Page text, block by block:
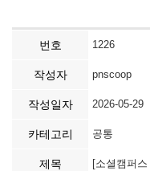
번호 1226
작성자 pnscoop
작성일자 2026-05-29
카테고리 공통
제목 [소셜캠퍼